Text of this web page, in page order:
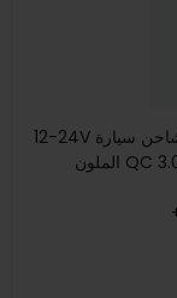
12-24V منفذ شاحن سيارة USB مزدوج مع جهاز قياس الجهد الرقمي